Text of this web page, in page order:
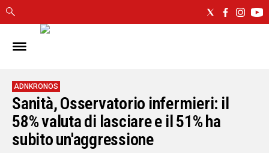
IN
CAGLIARI
SASSARI
NUORO
ORISTANO
SULCIS
ADNKRONOS
Sanità, Osservatorio infermieri: il
58% valuta di lasciare e il 51% ha
subito un'aggressione